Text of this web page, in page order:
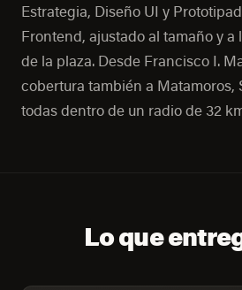
Estrategia, Diseño UI y
Frontend, ajustado al tamaño y a
de la plaza. Desde Francisco I.
cobertura también a Matamoros,
todas dentro de un radio de 32
Lo que